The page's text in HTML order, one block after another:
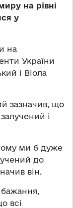
на рівні
у
на
України
і Віола
зазначив, що
і
ми б дуже
до
він.
всі